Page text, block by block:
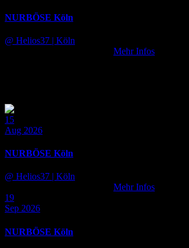
NURBÖSE Köln
@ Helios37 | Köln
Mehr Infos
15
Aug 2026
NURBÖSE Köln
@ Helios37
| Köln
Mehr Infos
19
Sep 2026
NURBÖSE Köln